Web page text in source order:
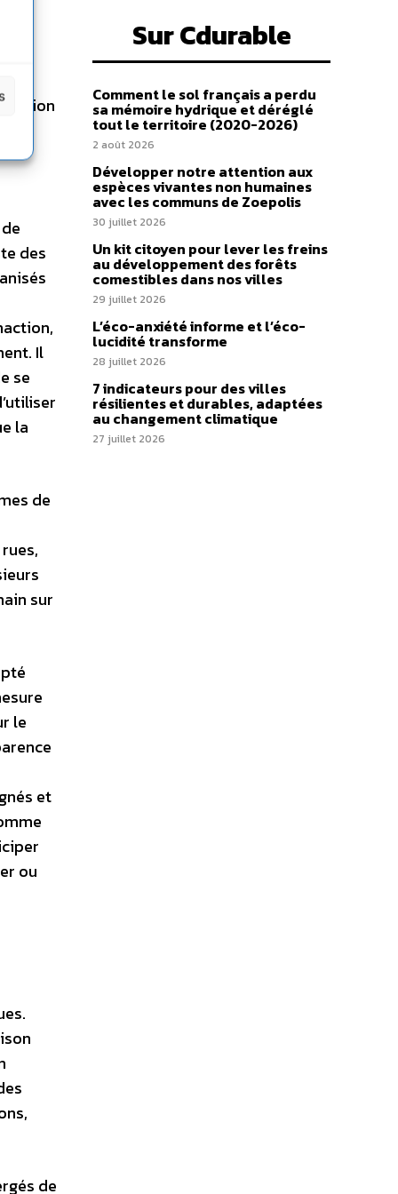
des
Il
se
la
de
sur
le
et
ou
de
Sur Cdurable
Comment le sol français a perdu
sa mémoire hydrique et déréglé
tout le territoire (2020-2026)
2 août 2026
Développer notre attention aux
espèces vivantes non humaines
avec les communs de Zoepolis
30 juillet 2026
Un kit citoyen pour lever les freins
au développement des forêts
comestibles dans nos villes
29 juillet 2026
L’éco-anxiété informe et l’éco-
lucidité transforme
28 juillet 2026
7 indicateurs pour des villes
résilientes et durables, adaptées
au changement climatique
27 juillet 2026